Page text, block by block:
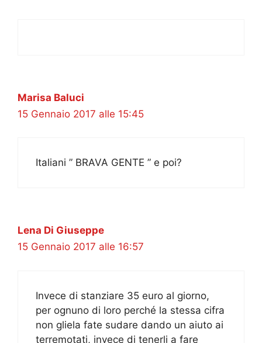
Marisa Baluci
15 Gennaio 2017 alle 15:45
Italiani ” BRAVA GENTE ” e poi?
Lena Di Giuseppe
15 Gennaio 2017 alle 16:57
Invece di stanziare 35 euro al giorno,
per ognuno di loro perché la stessa cifra
non gliela fate sudare dando un aiuto ai
terremotati, invece di tenerli a fare